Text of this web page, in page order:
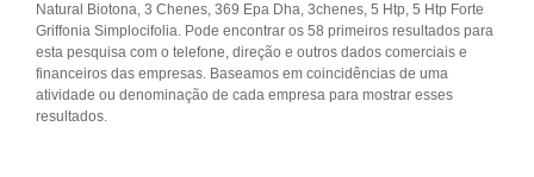
Natural Biotona, 3 Chenes, 369 Epa Dha, 3chenes, 5 Htp, 5 Htp Forte
Griffonia Simplocifolia. Pode encontrar os 58 primeiros resultados para
esta pesquisa com o telefone, direção e outros dados comerciais e
financeiros das empresas. Baseamos em coincidências de uma
atividade ou denominação de cada empresa para mostrar esses
resultados.